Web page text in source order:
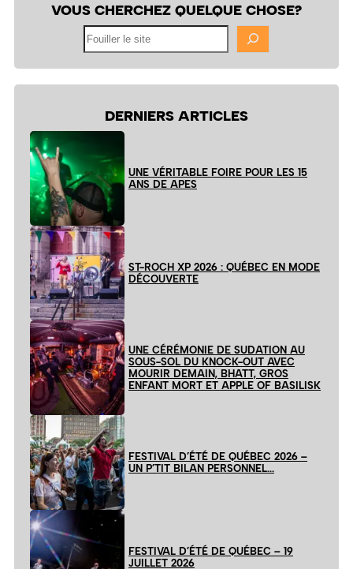
VOUS CHERCHEZ QUELQUE CHOSE?
DERNIERS ARTICLES
UNE VÉRITABLE FOIRE POUR LES 15
ANS DE APES
ST-ROCH XP 2026 : QUÉBEC EN MODE
DÉCOUVERTE
UNE CÉRÉMONIE DE SUDATION AU
SOUS-SOL DU KNOCK-OUT AVEC
MOURIR DEMAIN, BHATT, GROS
ENFANT MORT ET APPLE OF BASILISK
FESTIVAL D’ÉTÉ DE QUÉBEC 2026 –
UN P’TIT BILAN PERSONNEL…
FESTIVAL D’ÉTÉ DE QUÉBEC – 19
JUILLET 2026